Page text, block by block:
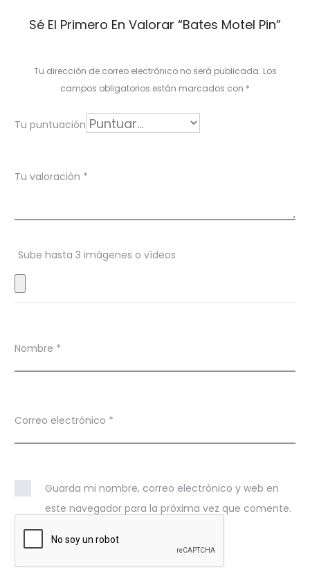
r
i
o
e
s
Sé El Primero En Valorar “Bates Motel Pin”
Tu dirección de correo electrónico no será publicada. Los
campos obligatorios están marcados con *
Tu puntuación
Tu valoración *
Sube hasta 3 imágenes o vídeos
Nombre *
Correo electrónico *
Guarda mi nombre, correo electrónico y web en
este navegador para la próxima vez que comente.